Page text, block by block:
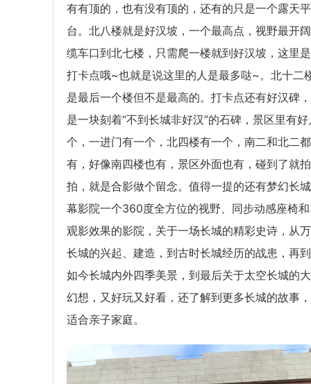
有有顶的，也有没有顶的，还有的只是一个露天平
台。北八楼就是好汉坡，一个最高点，视野最开
缆车口到北七楼，只需爬一楼就到好汉坡，这里
打卡点哦~也就是说这里的人是最多哒~。北十二
是最后一个楼但不是最高的。打卡点还有好汉碑
是一块刻着“不到长城非好汉”的石碑，景区里有好
个，一进门有一个，北四楼有一个，南二和北二都
有，好像南四楼也有，景区外面也有，碰到了就
拍，就是合影做个留念。值得一提的还有梦幻长
幕影院一个360度全方位的视野、同步动感座椅
观影效果的影院，关于一场长城的精彩史诗，从
长城的兴起、建造，到古时长城经历的战患，再
如今长城内外四季美景，到最后关于太空长城的
幻想，又好玩又好看，还了解到更多长城的故事
适合亲子家庭。